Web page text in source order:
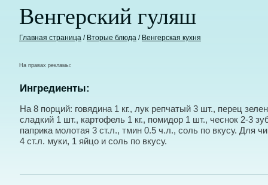
Венгерский гуляш
Главная страница / Вторые блюда / Венгерская кухня
На правах рекламы:
Ингредиенты:
На 8 порций: говядина 1 кг., лук репчатый 3 шт., перец
сладкий 1 шт., картофель 1 кг., помидор 1 шт., чеснок 2-3
паприка молотая 3 ст.л., тмин 0.5 ч.л., соль по вкусу. Для
4 ст.л. муки, 1 яйцо и соль по вкусу.